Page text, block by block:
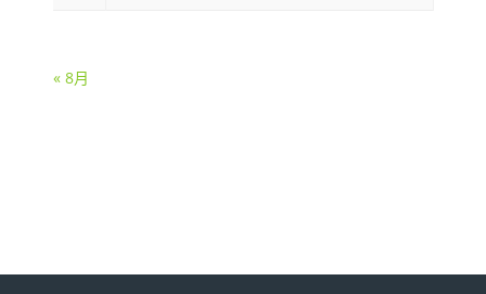
« 8月